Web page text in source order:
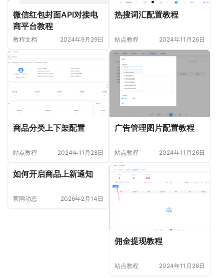
微信红包封面API对接电
商平台教程
教程文档 2024年9月29日
热搜词汇配置教程
站点教程 2024年11月26日
商品分类上下架配置
站点教程 2024年11月28日
广告管理图片配置教程
站点教程 2024年11月26日
如何开启商品上新通知
官网动态 2026年2月14日
佣金提现教程
站点教程 2024年11月28日